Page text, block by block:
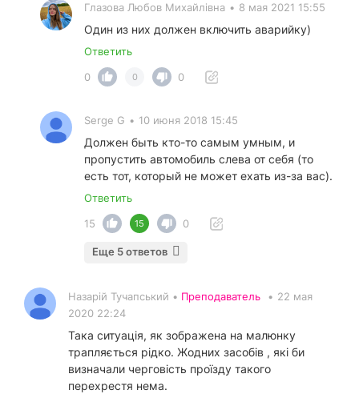
Глазова Любов Михайлівна • 8 мая 2021 15:55
Один из них должен включить аварийку)
Ответить
0
0 0
Serge G • 10 июня 2018 15:45
Должен быть кто-то самым умным, и
пропустить автомобиль слева от себя (то
есть тот, который не может ехать из-за вас).
Ответить
15
15 0
Еще 5 ответов
Назарій Тучапський • Преподаватель • 22 мая
2020 22:24
Така ситуація, як зображена на малюнку
трапляється рідко. Жодних засобів , які би
визначали черговість проїзду такого
перехрестя нема.